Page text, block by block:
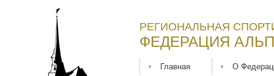
РЕГИОНАЛЬНАЯ
ФЕДЕРАЦИЯ
Главная О